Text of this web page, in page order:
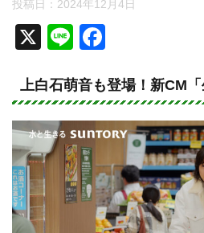
投稿日： 2024年12月4日
X
Li
e
c
e
b
o
o
k
上白石萌音も登場！新CM